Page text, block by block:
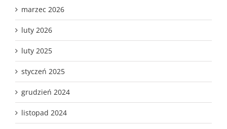
marzec 2026
luty 2026
luty 2025
styczeń 2025
grudzień 2024
listopad 2024